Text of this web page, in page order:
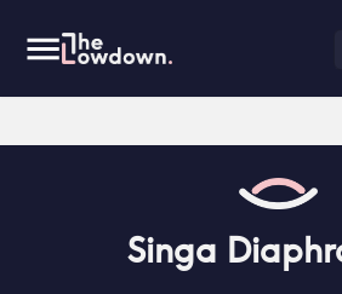
Singa